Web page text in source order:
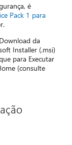
é
Pack 1 para
da
Installer (.msi)
para Executar
(consulte